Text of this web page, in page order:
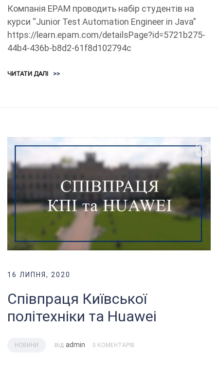
Компанія ЕPAM проводить набір студентів на
курси “Junior Test Automation Engineer in Java”
https://learn.epam.com/detailsPage?id=5721b275-
44b4-436b-b8d2-61f8d102794c
ЧИТАТИ ДАЛІ >>
16 ЛИПНЯ, 2020
Співпраця Київської
політехніки та Huawei
НОВИНИ від admin 0 КОМЕНТАРІВ